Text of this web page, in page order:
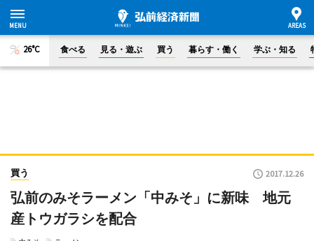
26°C 食べる 見る・遊ぶ 買う 暮らす・働く 学ぶ・知る
買う 2017.12.26
弘前のみそラーメン「中みそ」に新味 地元
産トウガラシを配合